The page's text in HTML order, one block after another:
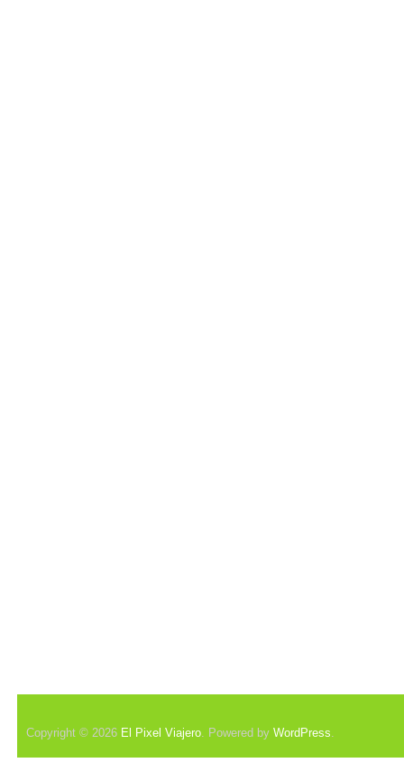
Copyright © 2026 El Pixel Viajero. Powered by WordPress.